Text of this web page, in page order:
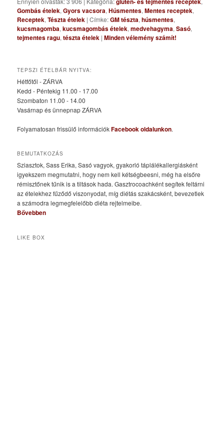
Gombás ételek,Gyors vacsora,Húsmentes,Mentes receptek,
Receptek,Tészta ételek |Címke:GM tészta,húsmentes,
kucsmagomba,kucsmagombás ételek,medvehagyma,Sasó,
tejmentes ragu,tészta ételek |Minden vélemény számít!
TEPSZI ÉTELBÁR NYITVA:
Hétfőtől - ZÁRVA
Kedd - Péntekig 11.00 - 17.00
Szombaton 11.00 - 14.00
Vasárnap és ünnepnap ZÁRVA
Folyamatosan frissülő információkFacebook oldalunkon.
BEMUTATKOZÁS
Sziasztok, Sass Erika, Sasó vagyok, gyakorló táplálékallergiásként
igyekszem megmutatni, hogy nem kell kétségbeesni, még ha elsőre
rémisztőnek tűnik is a tiltások hada. Gasztrocoachként segítek feltárni
az ételekhez fűződő viszonyodat, míg diétás szakácsként, bevezetlek
a számodra legmegfelelőbb diéta rejtelmeibe.
Bővebben
LIKE BOX